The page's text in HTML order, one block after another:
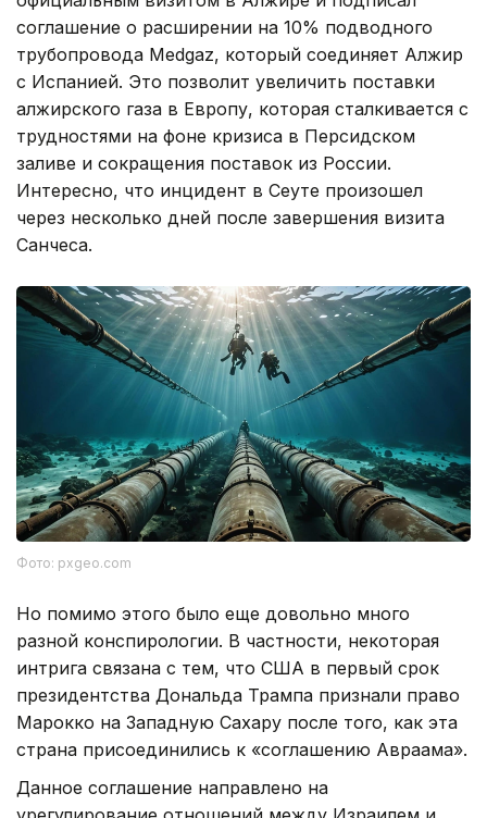
соглашение о расширении на 10% подводного
трубопровода Medgaz, который соединяет Алжир
с Испанией. Это позволит увеличить поставки
алжирского газа в Европу, которая сталкивается с
трудностями на фоне кризиса в Персидском
заливе и сокращения поставок из России.
Интересно, что инцидент в Сеуте произошел
через несколько дней после завершения визита
Санчеса.
Фото: pxgeo.com
Но помимо этого было еще довольно много
разной конспирологии. В частности, некоторая
интрига связана с тем, что США в первый срок
президентства Дональда Трампа признали право
Марокко на Западную Сахару после того, как эта
страна присоединились к «соглашению Авраама».
Данное соглашение направлено на